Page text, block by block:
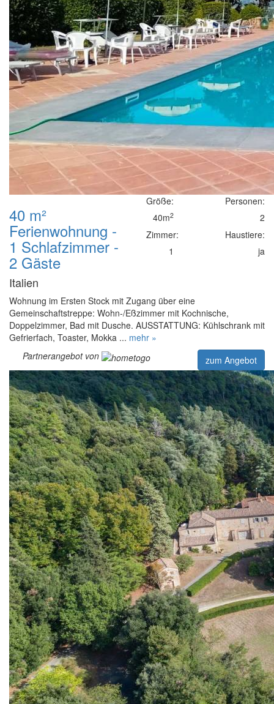
40 m²
Ferienwohnung -
1 Schlafzimmer -
2 Gäste
Italien
Größe:
40m2
Zimmer:
1
Personen:
2
Haustiere:
ja
Wohnung im Ersten Stock mit Zugang über eine
Gemeinschaftstreppe: Wohn-/Eßzimmer mit Kochnische,
Doppelzimmer, Bad mit Dusche. AUSSTATTUNG: Kühlschrank mit
Gefrierfach, Toaster, Mokka ... mehr »
Partnerangebot von
zum Angebot